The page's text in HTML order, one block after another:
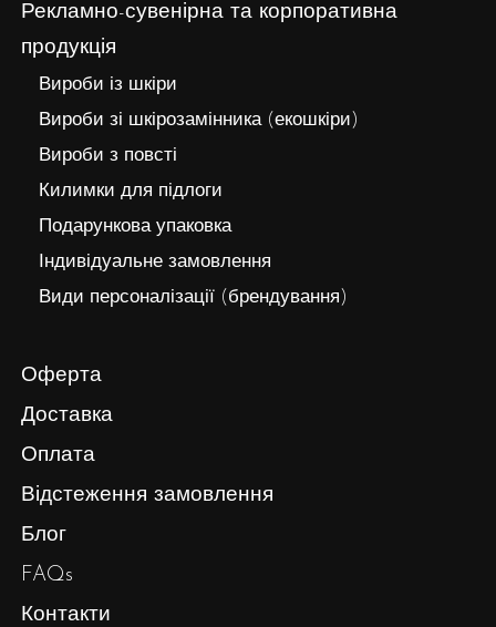
Рекламно-сувенірна та корпоративна
продукція
Вироби із шкіри
Вироби зі шкірозамінника (екошкіри)
Вироби з повсті
Килимки для підлоги
Подарункова упаковка
Індивідуальне замовлення
Види персоналізації (брендування)
Оферта
Доставка
Оплата
Відстеження замовлення
Блог
FAQs
Контакти